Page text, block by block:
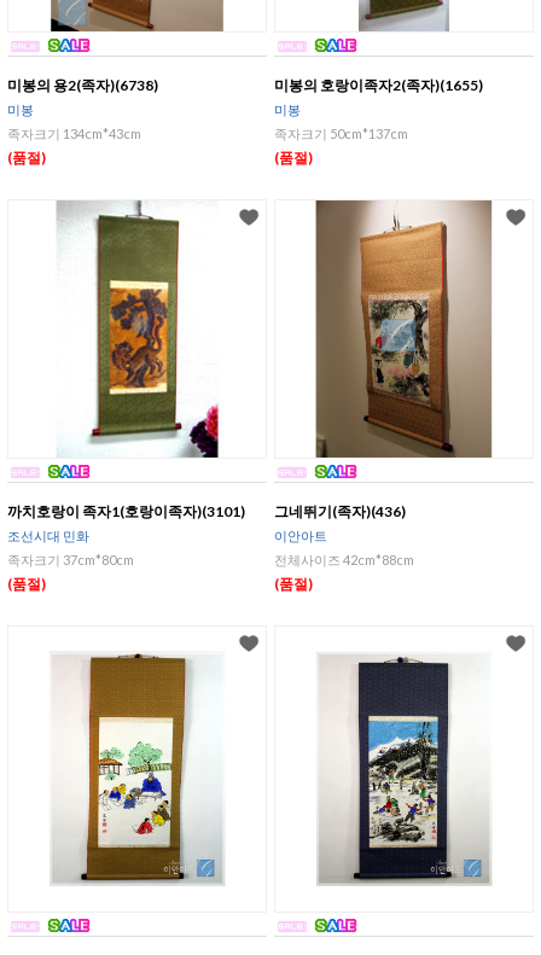
미봉의 용2(족자)(6738)
미봉
족자크기 134cm*43cm
(품절)
미봉의 호랑이족자2(족자)(1655)
미봉
족자크기 50cm*137cm
(품절)
까치호랑이 족자1(호랑이족자)(3101)
조선시대 민화
족자크기 37cm*80cm
(품절)
그네뛰기(족자)(436)
이안아트
전체사이즈 42cm*88cm
(품절)